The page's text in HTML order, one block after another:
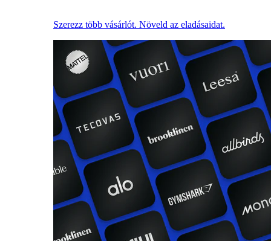
Szerezz több vásárlót. Növeld az eladásaidat.